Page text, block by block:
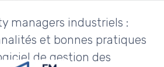
managers industriels :
et bonnes pratiques
de gestion des